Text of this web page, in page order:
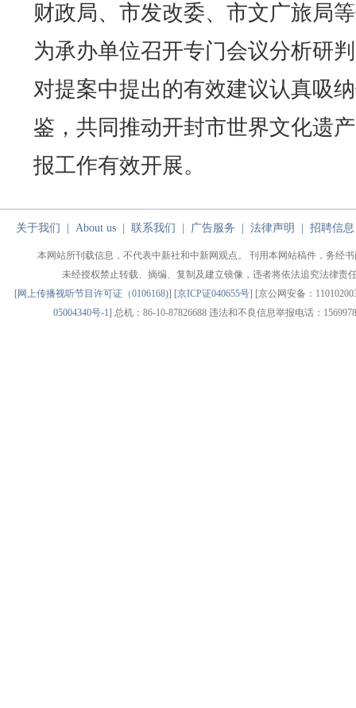
财政局、市发改委、市文广旅局
为承办单位召开专门会议分析研
对提案中提出的有效建议认真吸
鉴，共同推动开封市世界文化遗
报工作有效开展。
关于我们 About us| 联系我们 广告服务 法律声明 招聘信息
本网站所刊载信息，不代表中新社和中新网观点。 刊用本网站稿件，务经
未经授权禁止转载、摘编、复制及建立镜像，违者将依法追究法律责
[网上传播视听节目许可证（0106168)] [京ICP证040655号] [京公网安备：
05004340号-1] 总机：86-10-87826688 违法和不良信息举报电话：